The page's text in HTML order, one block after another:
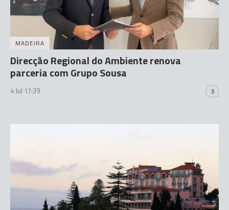
MADEIRA
Direcção Regional do Ambiente renova
parceria com Grupo Sousa
4 Jul 17:39 3